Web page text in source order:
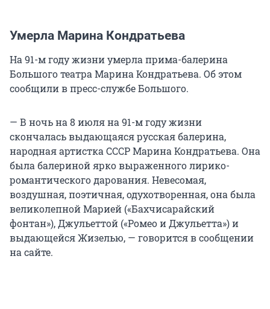
Умерла Марина Кондратьева
На 91-м году жизни умерла прима-балерина
Большого театра Марина Кондратьева. Об этом
сообщили в пресс-службе Большого.
— В ночь на 8 июля на 91-м году жизни
скончалась выдающаяся русская балерина,
народная артистка СССР Марина Кондратьева. Она
была балериной ярко выраженного лирико-
романтического дарования. Невесомая,
воздушная, поэтичная, одухотворенная, она была
великолепной Марией («Бахчисарайский
фонтан»), Джульеттой («Ромео и Джульетта») и
выдающейся Жизелью, — говорится в сообщении
на сайте.